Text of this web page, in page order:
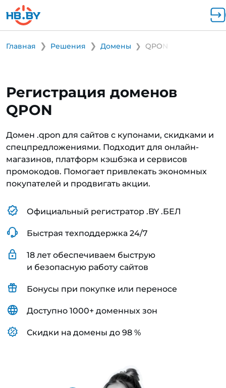
Главная Решения Домены QPON
Регистрация доменов
QPON
Домен .qpon для сайтов с купонами, скидками и
спецпредложениями. Подходит для онлайн-
магазинов, платформ кэшбэка и сервисов
промокодов. Помогает привлекать экономных
покупателей и продвигать акции.
Официальный регистратор .BY .БЕЛ
Быстрая техподдержка 24/7
18 лет обеспечиваем быструю
и безопасную работу сайтов
Бонусы при покупке или переносе
Доступно 1000+ доменных зон
Скидки на домены до 98 %